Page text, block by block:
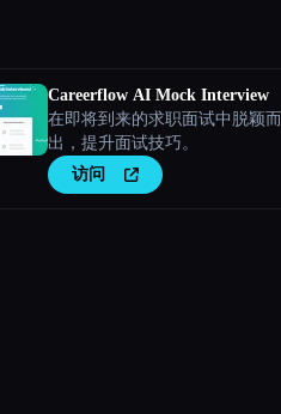
Careerflow AI Mock Interview
在即将到来的求职面试中脱颖而
出，提升面试技巧。
访问